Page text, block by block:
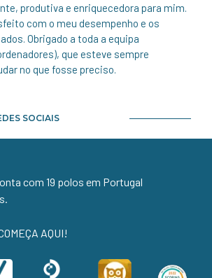
produtiva e enriquecedora para mim.
com o meu desempenho e os
Obrigado a toda a equipa
que esteve sempre
no que fosse preciso.
SOCIAIS
com 19 polos em Portugal
AQUI!